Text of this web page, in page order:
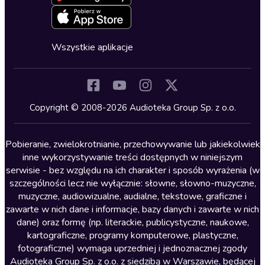
Kryminały
Lektury szkolne
Literatura anglojęzyczna
Literatura faktu
Literatura obyczajowa
Literatura piękna obca
Literatura piękna polska
Nagrania relaksacyjne
Zapowiedzi
Cykle audiobooków
Wszystkie aplikacje
Copyright © 2008-2026 Audioteka Group Sp. z o.o.
Pobieranie, zwielokrotnianie, przechowywanie lub jakiekolwiek
inne wykorzystywanie treści dostępnych w niniejszym
serwisie - bez względu na ich charakter i sposób wyrażenia (w
szczególności lecz nie wyłącznie: słowne, słowno-muzyczne,
muzyczne, audiowizualne, audialne, tekstowe, graficzne i
zawarte w nich dane i informacje, bazy danych i zawarte w nich
dane) oraz formę (np. literackie, publicystyczne, naukowe,
kartograficzne, programy komputerowe, plastyczne,
fotograficzne) wymaga uprzedniej i jednoznacznej zgody
Audioteka Group Sp. z o.o. z siedzibą w Warszawie, będącej